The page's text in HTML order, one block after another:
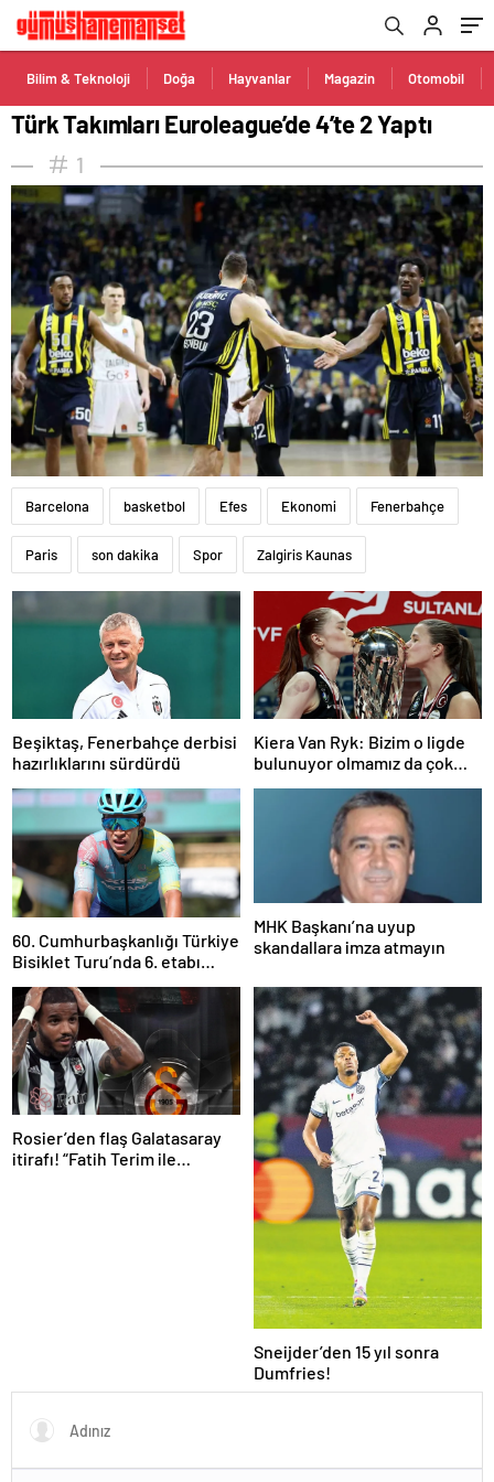
Bilim & Teknoloji Doğa Hayvanlar Magazin Otomobil
Türk Takımları Euroleague’de 4’te 2 Yaptı
1
Barcelona basketbol Efes Ekonomi Fenerbahçe
Paris son dakika Spor Zalgiris Kaunas
Beşiktaş, Fenerbahçe derbisi
hazırlıklarını sürdürdü
Kiera Van Ryk: Bizim o ligde
bulunuyor olmamız da çok
büyük bir başarı
60. Cumhurbaşkanlığı Türkiye
Bisiklet Turu’nda 6. etabı
MHK Başkanı’na uyup
skandallara imza atmayın
Rosier’den flaş Galatasaray
itirafı! “Fatih Terim ile
Sneijder’den 15 yıl sonra
Dumfries!